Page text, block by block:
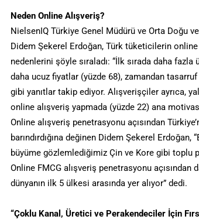
Neden Online Alışveriş?
NielsenIQ Türkiye Genel Müdürü ve Orta Doğu
Didem Şekerel Erdoğan, Türk tüketicilerin
nedenlerini şöyle sıraladı: “İlk sırada daha
daha ucuz fiyatlar (yüzde 68), zamandan tasarruf
gibi yanıtlar takip ediyor. Alışverişçiler ayrıca,
online alışveriş yapmada (yüzde 22) ana
Online alışveriş penetrasyonu açısından
barındırdığına değinen Didem Şekerel Erdoğan,
büyüme gözlemlediğimiz Çin ve Kore gibi toplu
Online FMCG alışveriş penetrasyonu
dünyanın ilk 5 ülkesi arasında yer alıyor” dedi.
“Çoklu Kanal, Üretici ve Perakendeciler İçin